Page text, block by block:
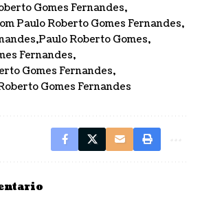
Gomes Fernandes
Paulo Roberto Gomes Fernandes
Paulo Roberto Gomes
Fernandes
Gomes Fernandes
Gomes Fernandes